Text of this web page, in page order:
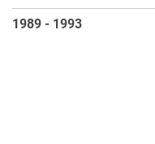
1989 - 1993